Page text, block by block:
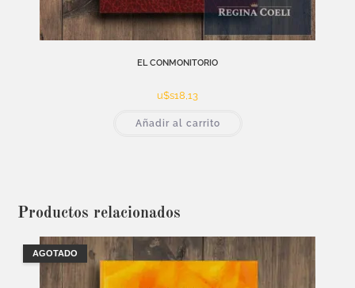
EL CONMONITORIO
u$s18,13
Añadir al carrito
Productos relacionados
AGOTADO